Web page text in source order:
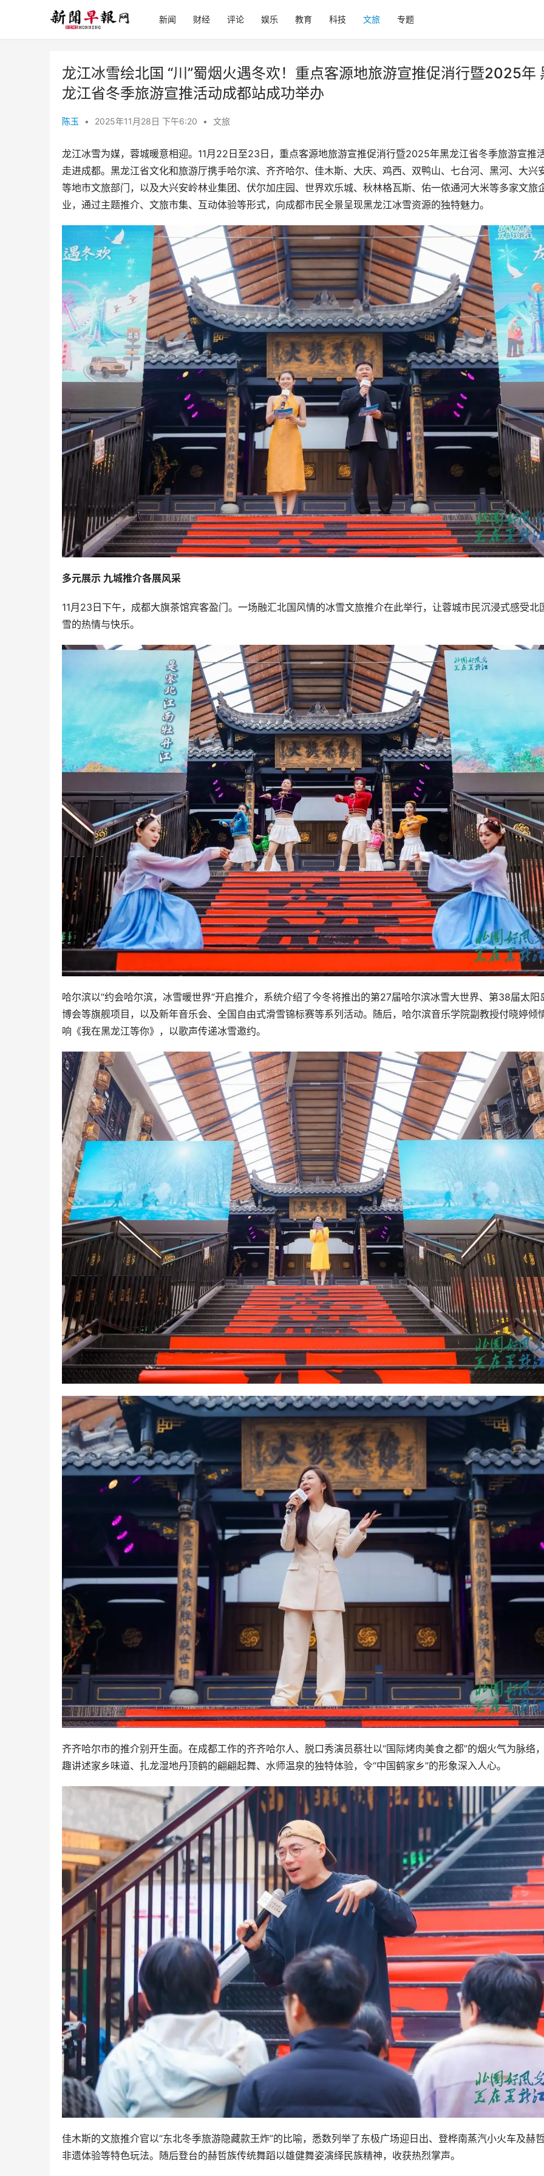
新闻 财经 评论 娱乐 教育 科技 文旅 专题
龙江冰雪绘北国 “川”蜀烟火遇冬欢！重点客源地旅游宣推促消行暨2025年
龙江省冬季旅游宣推活动成都站成功举办
陈玉 • 2025年11月28日 下午6:20 • 文旅
龙江冰雪为媒，蓉城暖意相迎。11月22日至23日，重点客源地旅游宣推促消行暨2025年黑龙江省冬季旅游宣推
走进成都。黑龙江省文化和旅游厅携手哈尔滨、齐齐哈尔、佳木斯、大庆、鸡西、双鸭山、七台河、黑河、大兴
等地市文旅部门，以及大兴安岭林业集团、伏尔加庄园、世界欢乐城、秋林格瓦斯、佑一侬通河大米等多家文旅
业，通过主题推介、文旅市集、互动体验等形式，向成都市民全景呈现黑龙江冰雪资源的独特魅力。
多元展示 九城推介各展风采
11月23日下午，成都大旗茶馆宾客盈门。一场融汇北国风情的冰雪文旅推介在此举行，让蓉城市民沉浸式感受北
雪的热情与快乐。
哈尔滨以“约会哈尔滨，冰雪暖世界”开启推介，系统介绍了今冬将推出的第27届哈尔滨冰雪大世界、第38届太阳
博会等旗舰项目，以及新年音乐会、全国自由式滑雪锦标赛等系列活动。随后，哈尔滨音乐学院副教授付晓婷倾
响《我在黑龙江等你》，以歌声传递冰雪邀约。
齐齐哈尔市的推介别开生面。在成都工作的齐齐哈尔人、脱口秀演员蔡壮以“国际烤肉美食之都”的烟火气为脉络
趣讲述家乡味道、扎龙湿地丹顶鹤的翩翩起舞、水师温泉的独特体验，令“中国鹤家乡”的形象深入人心。
佳木斯的文旅推介官以“东北冬季旅游隐藏款王炸”的比喻，悉数列举了东极广场迎日出、登桦南蒸汽小火车及赫
非遗体验等特色玩法。随后登台的赫哲族传统舞蹈以雄健舞姿演绎民族精神，收获热烈掌声。